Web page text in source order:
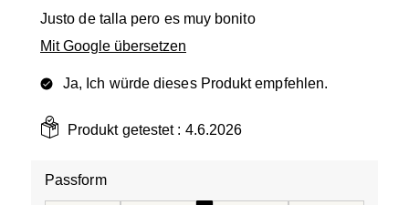
Justo de talla pero es muy bonito
Mit Google übersetzen
Ja, Ich würde dieses Produkt empfehlen.
Produkt getestet : 4.6.2026
Passform